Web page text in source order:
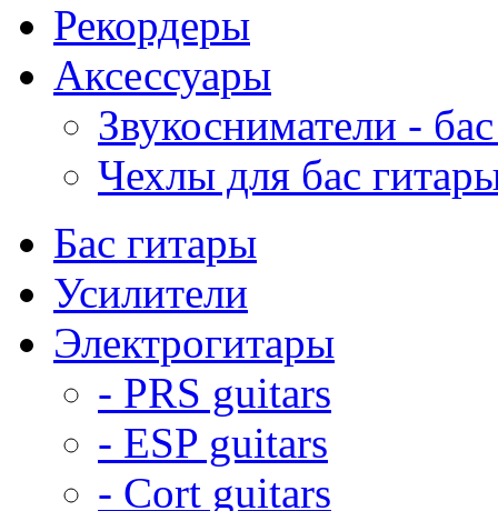
Рекордеры
Аксессуары
Звукосниматели -
Чехлы для бас
Бас гитары
Усилители
Электрогитары
- PRS guitars
- ESP guitars
- Cort guitars